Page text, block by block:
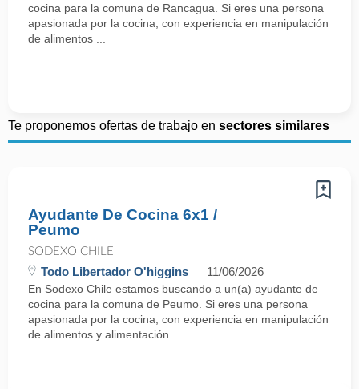
cocina para la comuna de Rancagua. Si eres una persona
apasionada por la cocina, con experiencia en manipulación
de alimentos ...
Te proponemos ofertas de trabajo en sectores similares
Ayudante De Cocina 6x1 /
Peumo
SODEXO CHILE
Todo Libertador O'higgins 11/06/2026
En Sodexo Chile estamos buscando a un(a) ayudante de
cocina para la comuna de Peumo. Si eres una persona
apasionada por la cocina, con experiencia en manipulación
de alimentos y alimentación ...